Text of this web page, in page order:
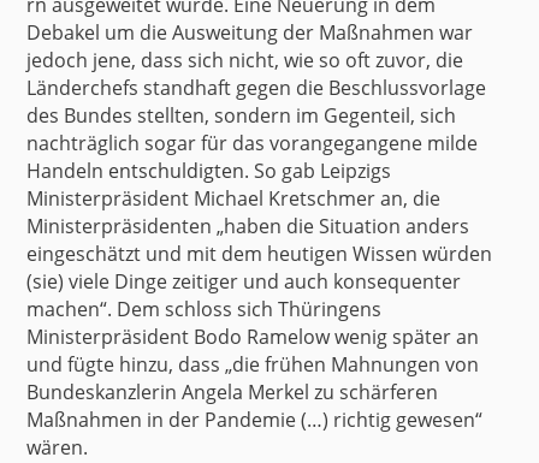
rn ausgeweitet wurde. Eine Neuerung in dem
Debakel um die Ausweitung der Maßnahmen war
jedoch jene, dass sich nicht, wie so oft zuvor, die
Länderchefs standhaft gegen die Beschlussvorlage
des Bundes stellten, sondern im Gegenteil, sich
nachträglich sogar für das vorangegangene milde
Handeln entschuldigten. So gab Leipzigs
Ministerpräsident Michael Kretschmer an, die
Ministerpräsidenten „haben die Situation anders
eingeschätzt und mit dem heutigen Wissen würden
(sie) viele Dinge zeitiger und auch konsequenter
machen“. Dem schloss sich Thüringens
Ministerpräsident Bodo Ramelow wenig später an
und fügte hinzu, dass „die frühen Mahnungen von
Bundeskanzlerin Angela Merkel zu schärferen
Maßnahmen in der Pandemie (…) richtig gewesen“
wären.